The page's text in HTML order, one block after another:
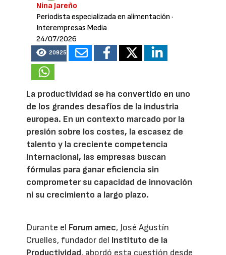
Nina Jareño
Periodista especializada en alimentación ·
Interempresas Media
24/07/2026
20925
La productividad se ha convertido en uno
de los grandes desafíos de la industria
europea. En un contexto marcado por la
presión sobre los costes, la escasez de
talento y la creciente competencia
internacional, las empresas buscan
fórmulas para ganar eficiencia sin
comprometer su capacidad de innovación
ni su crecimiento a largo plazo.
Durante el Forum amec, José Agustín
Cruelles, fundador del Instituto de la
Productividad, abordó esta cuestión desde